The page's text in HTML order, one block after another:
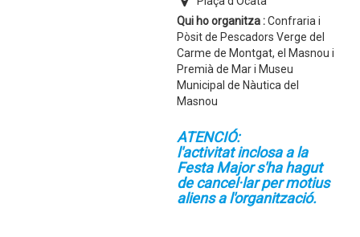
Qui ho organitza :Confraria i
Pòsit de Pescadors Verge del
Carme de Montgat, el Masnou i
Premià de Mar i Museu
Municipal de Nàutica del
Masnou
ATENCIÓ:
l'activitat inclosa a la
Festa Major s'ha hagut
de cancel·lar per motius
aliens a l'organització.